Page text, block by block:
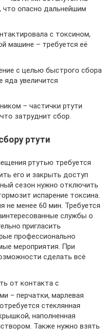
что опасно дальнейшим
с токсином,
машине – требуется её
с целью быстрого сбора
яда увеличится
– частички ртути
затруднит сбор.
ртути
ртутью требуется
его и закрыть доступ
сезон нужно отключить
испарение токсина.
не менее 60 мин. Требуется
службы о
пригласить
профессионально
мероприятия. При
сделать всё
от контакта с
– перчатки, марлевая
стеклянная
наполненная
Также нужно взять